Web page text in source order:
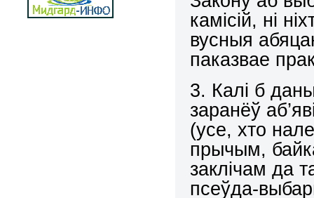
камісій, ні
вусныя
паказвае
3. Калі б
заранёў
(усе, хто
прычым,
заклічам да
псеўда-